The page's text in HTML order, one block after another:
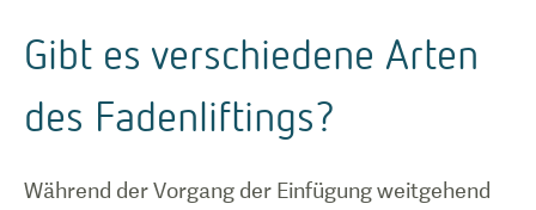
Gibt es verschiedene Arten
des Fadenliftings?
Während der Vorgang der Einfügung weitgehend